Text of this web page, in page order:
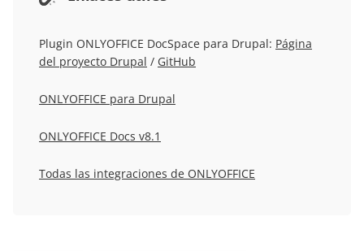
Plugin ONLYOFFICE DocSpace para Drupal: Página
del proyecto Drupal / GitHub
ONLYOFFICE para Drupal
ONLYOFFICE Docs v8.1
Todas las integraciones de ONLYOFFICE